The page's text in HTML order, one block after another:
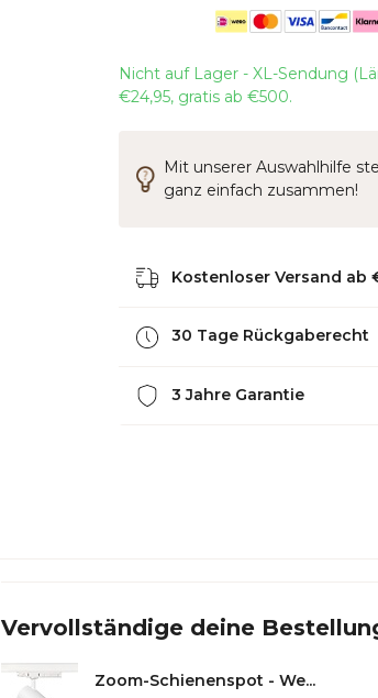
Nicht auf Lager - XL-Sendung
€24,95, gratis ab €500.
Mit unserer Auswahlhilfe
ganz einfach zusammen!
Kostenloser Versand ab
30 Tage Rückgaberecht
3 Jahre Garantie
Vervollständige deine
Zoom-Schienenspot - We...